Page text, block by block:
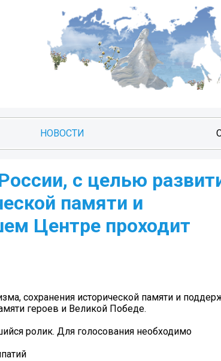
НОВОСТИ
с целью
памяти и
Центре проходит
сохранения исторической памяти и
героев и Великой Победе.
ролик. Для голосования необходимо